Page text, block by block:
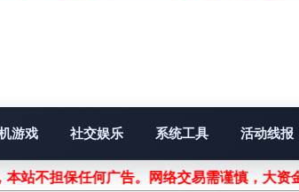
游戏 社交娱乐 系统工具 活动线报
站不担保任何广告。网络交易需谨慎，大资